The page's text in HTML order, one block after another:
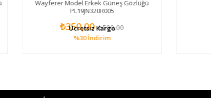
Wayferer Model Erkek Güneş Gözlüğü
PL19JN320R005
₺350,00 ₺500,00
%30İndirim
Ücretsiz Kargo